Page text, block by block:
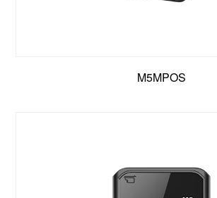
M5MPOS